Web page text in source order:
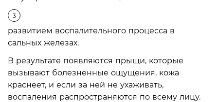
развитием воспалительного процесса в
сальных железах.
В результате появляются прыщи, которые
вызывают болезненные ощущения, кожа
краснеет, и если за ней не ухаживать,
воспаления распространяются по всему лицу.